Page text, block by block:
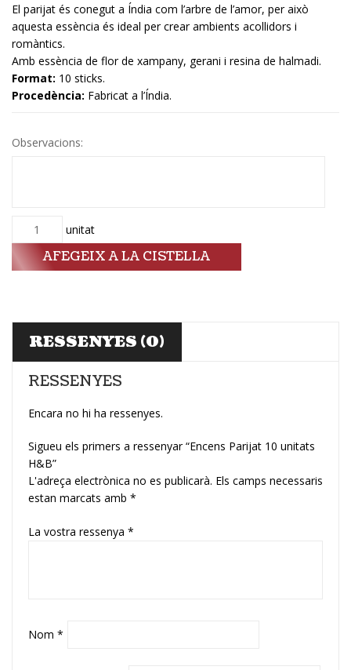
El parijat és conegut a Índia com l’arbre de l’amor, per això
aquesta essència és ideal per crear ambients acollidors i
romàntics.
Amb essència de flor de xampany, gerani i resina de halmadi.
Format: 10 sticks.
Procedència: Fabricat a l’Índia.
Observacions:
Quantitat unitat
AFEGEIX A LA CISTELLA
RESSENYES (0)
RESSENYES
Encara no hi ha ressenyes.
Sigueu els primers a ressenyar “Encens Parijat 10 unitats
H&B”
L'adreça electrònica no es publicarà. Els camps necessaris
estan marcats amb *
La vostra ressenya *
Nom *